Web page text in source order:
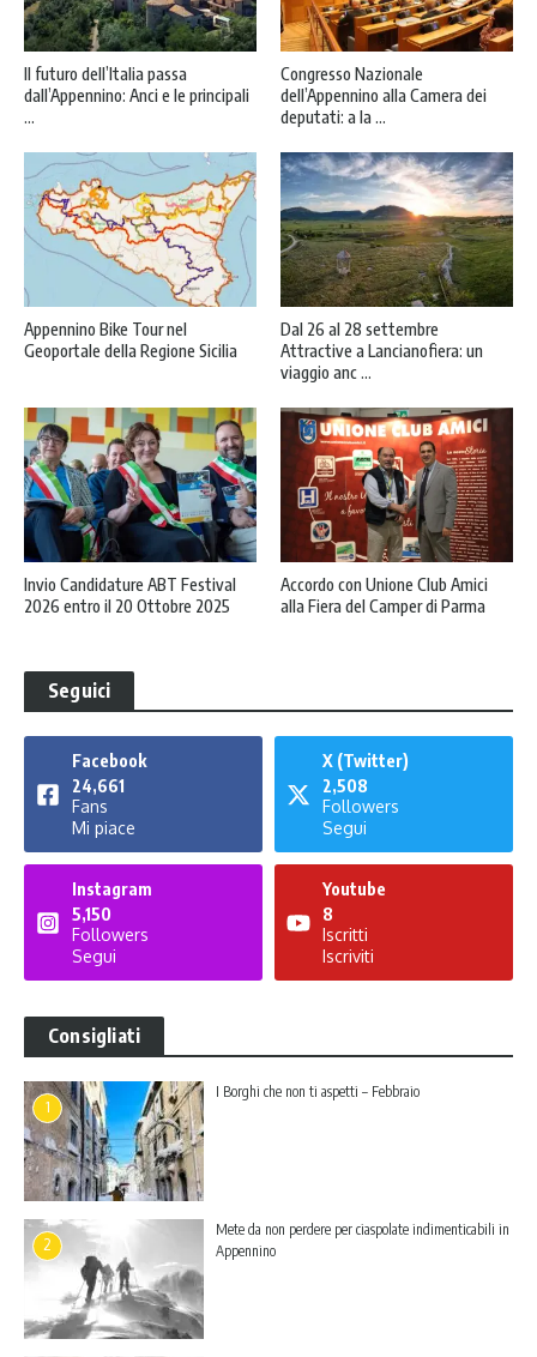
Il futuro dell’Italia passa
dall’Appennino: Anci e le principali
...
Congresso Nazionale
dell’Appennino alla Camera dei
deputati: a la ...
Appennino Bike Tour nel
Geoportale della Regione Sicilia
Dal 26 al 28 settembre
Attractive a Lancianofiera: un
viaggio anc ...
Invio Candidature ABT Festival
2026 entro il 20 Ottobre 2025
Accordo con Unione Club Amici
alla Fiera del Camper di Parma
Seguici
Facebook
24,661
Fans
Mi piace
X (Twitter)
2,508
Followers
Segui
Instagram
5,150
Followers
Segui
Youtube
8
Iscritti
Iscriviti
Consigliati
1
I Borghi che non ti aspetti – Febbraio
2
Mete da non perdere per ciaspolate indimenticabili in
Appennino